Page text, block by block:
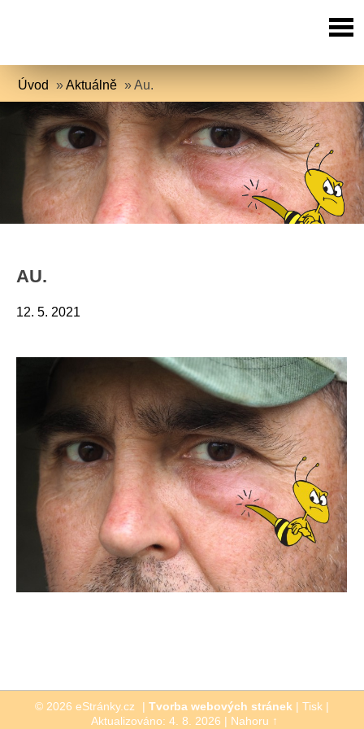
Úvod »Aktuálně »Au.
AU.
12. 5. 2021
© 2026 eStránky.cz | Tvorba webových stránek | Tisk |
Aktualizováno: 4. 8. 2026 | Nahoru ↑